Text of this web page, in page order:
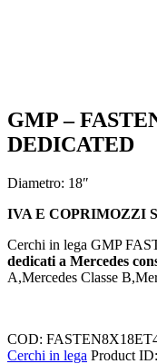
GMP –
DEDICATED
Diametro: 18″
IVA E COPRIMOZZI
Cerchi in lega GMP
dedicati a Mercedes
A,Mercedes Classe
COD:
Cerchi in lega Product ID: